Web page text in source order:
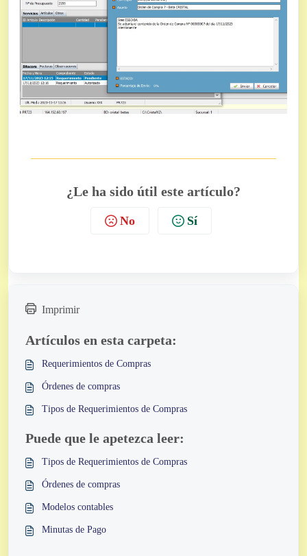
¿Le ha sido útil este artículo?
No Sí
Imprimir
Artículos en esta carpeta:
Requerimientos de Compras
Órdenes de compras
Tipos de Requerimientos de Compras
Puede que le apetezca leer:
Tipos de Requerimientos de Compras
Órdenes de compras
Modelos contables
Minutas de Pago